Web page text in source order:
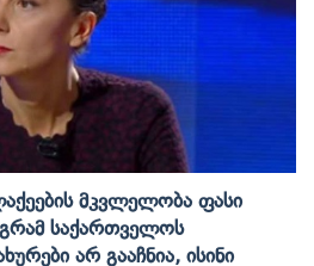
Მკვლელობა Ფასი
Საქართველოს
Არ Გააჩნია, Ისინი